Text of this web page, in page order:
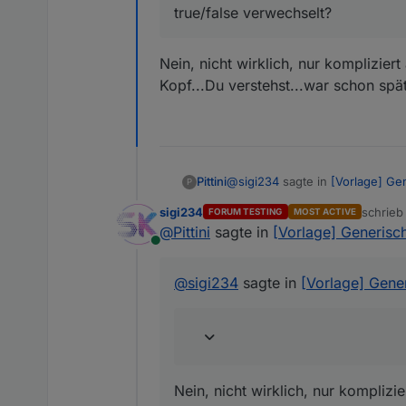
Kann beliebige Tür/
gesamte.
Möglichkeit eine
const HeadlessTable =
true/false verwechselt?
Nein, nicht wirklich, nur
Kopf...Du verstehst...war schon
P Pittini@sigi234 sagte in [Vorlage]
true/false verwechselt?
Nein, nicht wirklich, nur
verstehst...war schon spät,
Online
sigi234 FORUM TESTING MOST ACTIVE schrieb
zuletzt
@Pittini sagte in [Vorlage]
@sigi234 sagte in [Vorlage]
Nein, nicht wirklich, nur